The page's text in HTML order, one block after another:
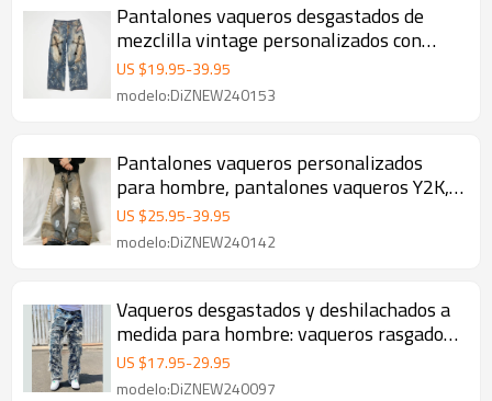
Pantalones vaqueros desgastados de
mezclilla vintage personalizados con
diseño de cruz gótica desgastada
US $19.95-39.95
modelo:DiZNEW240153
Pantalones vaqueros personalizados
para hombre, pantalones vaqueros Y2K,
moda retro, pantalones vaqueros de
corte acampanado con parches callejeros
US $25.95-39.95
modelo:DiZNEW240142
Vaqueros desgastados y deshilachados a
medida para hombre: vaqueros rasgados
personalizados | DiZNEW
US $17.95-29.95
modelo:DiZNEW240097